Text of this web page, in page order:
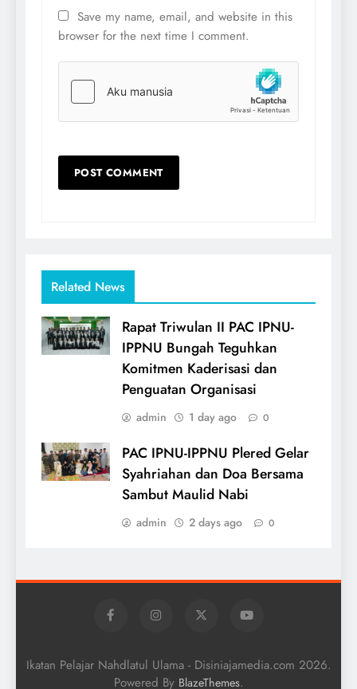
Save my name, email, and website in this
browser for the next time I comment.
Related News
Rapat Triwulan II PAC IPNU-
IPPNU Bungah Teguhkan
Komitmen Kaderisasi dan
Penguatan Organisasi
admin 1 day ago 0
PAC IPNU-IPPNU Plered Gelar
Syahriahan dan Doa Bersama
Sambut Maulid Nabi
admin 2 days ago 0
Ikatan Pelajar Nahdlatul Ulama - Disiniajamedia.com 2026.
Powered By BlazeThemes.